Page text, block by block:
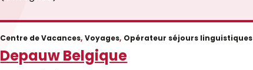
Centre de Vacances, Voyages, Opérateur séjours linguistiques
Depauw Belgique